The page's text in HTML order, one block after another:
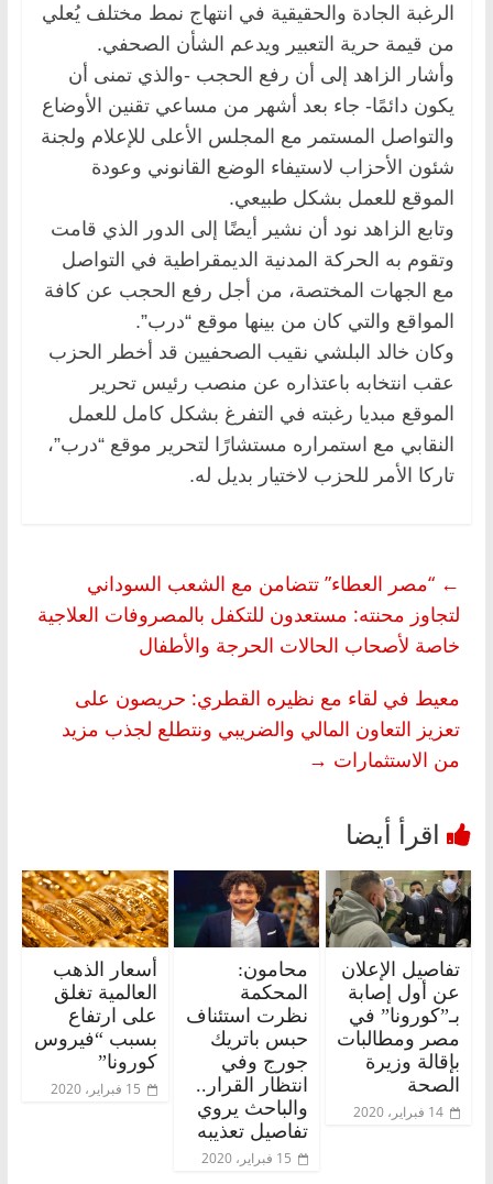
الرغبة الجادة والحقيقية في انتهاج نمط مختلف يُعلي
من قيمة حرية التعبير ويدعم الشأن الصحفي.
وأشار الزاهد إلى أن رفع الحجب -والذي تمنى أن
يكون دائمًا- جاء بعد أشهر من مساعي تقنين الأوضاع
والتواصل المستمر مع المجلس الأعلى للإعلام ولجنة
شئون الأحزاب لاستيفاء الوضع القانوني وعودة
الموقع للعمل بشكل طبيعي.
وتابع الزاهد نود أن نشير أيضًا إلى الدور الذي قامت
وتقوم به الحركة المدنية الديمقراطية في التواصل
مع الجهات المختصة، من أجل رفع الحجب عن كافة
المواقع والتي كان من بينها موقع “درب”.
وكان خالد البلشي نقيب الصحفيين قد أخطر الحزب
عقب انتخابه باعتذاره عن منصب رئيس تحرير
الموقع مبديا رغبته في التفرغ بشكل كامل للعمل
النقابي مع استمراره مستشارًا لتحرير موقع “درب”،
تاركا الأمر للحزب لاختيار بديل له.
← “مصر العطاء” تتضامن مع الشعب السوداني
لتجاوز محنته: مستعدون للتكفل بالمصروفات العلاجية
خاصة لأصحاب الحالات الحرجة والأطفال
معيط في لقاء مع نظيره القطري: حريصون على
تعزيز التعاون المالي والضريبي ونتطلع لجذب مزيد
من الاستثمارات →
تفاصيل الإعلان
عن أول إصابة
بـ”كورونا” في
مصر ومطالبات
بإقالة وزيرة
الصحة
14 فبراير، 2020
محامون:
المحكمة
نظرت استئناف
حبس باتريك
جورج وفي
انتظار القرار..
والباحث يروي
تفاصيل تعذيبه
15 فبراير، 2020
أسعار الذهب
العالمية تغلق
على ارتفاع
بسبب “فيروس
كورونا”
15 فبراير، 2020